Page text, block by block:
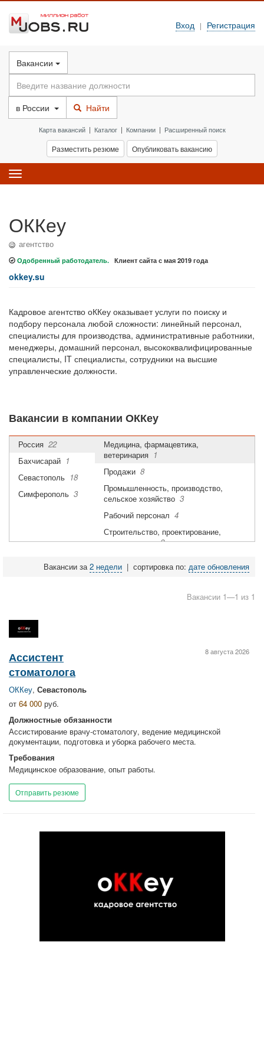
Вход | Регистрация
Вакансии
в России Найти
Карта вакансий| Каталог| Компании| Расширенный поиск
Разместить резюме Опубликовать вакансию
Toggle
navigation
ОККеу
агентство
Одобренный работодатель. Клиент сайта с мая 2019 года
okkey.su
Кадровое агентство оККеу оказывает услуги по поиску и
подбору персонала любой сложности: линейный персонал,
специалисты для производства, административные работники,
менеджеры, домашний персонал, высококвалифицированные
специалисты, IT специалисты, сотрудники на высшие
управленческие должности.
Вакансии в компании ОККеу
Россия 22
Бахчисарай 1
Севастополь 18
Симферополь 3
Бухгалтерия, финансы, аудит
Медицина, фармацевтика,
ветеринария 1
Продажи8
Промышленность, производство,
сельское хозяйство3
Рабочий персонал4
Строительство, проектирование,
недвижимость2
Вакансии за2 недели | сортировка по: дате обновления
Вакансии 1—1 из 1
8 августа 2026
Ассистент
стоматолога
ОККеу, Севастополь
от 64 000 руб.
Должностные обязанности
Ассистирование врачу-стоматологу, ведение медицинской
документации, подготовка и уборка рабочего места.
Требования
Медицинское образование, опыт работы.
Отправить резюме